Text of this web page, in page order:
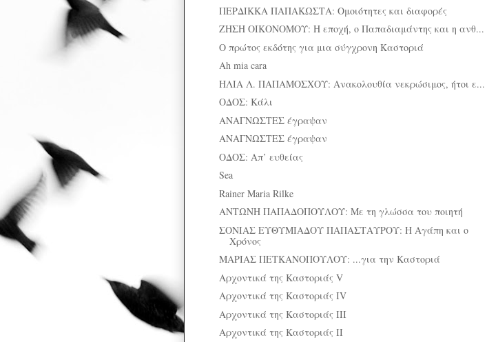
ΠΕΡΔΙΚΚΑ ΠΑΠΑΚΩΣΤΑ: Ομοιότητες και διαφορές
ΖΗΣΗ ΟΙΚΟΝΟΜΟΥ: Η εποχή, ο Παπαδιαμάντης και η ανθ...
Ο πρώτος εκδότης για μια σύγχρονη Καστοριά
Ah mia cara
ΗΛΙΑ Λ. ΠΑΠΑΜΟΣΧΟΥ: Ανακολουθία νεκρώσιμος, ήτοι ε...
ΟΔΟΣ: Κάλι
ΑΝΑΓΝΩΣΤΕΣ έγραψαν
ΑΝΑΓΝΩΣΤΕΣ έγραψαν
ΟΔΟΣ: Απ’ ευθείας
Sea
Rainer Maria Rilke
ΑΝΤΩΝΗ ΠΑΠΑΔΟΠΟΥΛΟΥ: Με τη γλώσσα του ποιητή
ΣΟΝΙΑΣ ΕΥΘΥΜΙΑΔΟΥ ΠΑΠΑΣΤΑΥΡΟΥ: Η Αγάπη και ο
Χρόνος
ΜΑΡΙΑΣ ΠΕΤΚΑΝΟΠΟΥΛΟΥ: ...για την Καστοριά
Αρχοντικά της Καστοριάς V
Αρχοντικά της Καστοριάς IV
Αρχοντικά της Καστοριάς ΙΙΙ
Αρχοντικά της Καστοριάς ΙΙ